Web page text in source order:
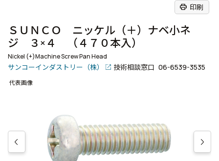
print 印刷
ＳＵＮＣＯ ニッケル（＋）ナベ小ネ
ジ ３×４ （４７０本入）
Nickel (+)Machine Screw Pan Head
サンコーインダストリー（株） 技術相談窓口 06-6539-3535
代表画像